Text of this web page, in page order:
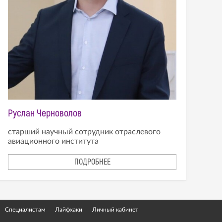
Руслан Черноволов
старший научный сотрудник отраслевого
авиационного института
ПОДРОБНЕЕ
Специалистам Лайфхаки Личный кабинет